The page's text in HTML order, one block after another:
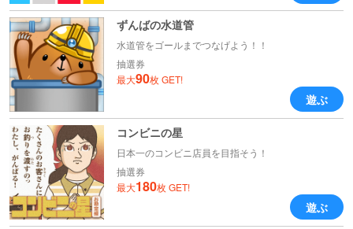
ずんばの水道管
水道管をゴールまでつなげよう！！
抽選券
最大90枚 GET!
遊ぶ
コンビニの星
日本一のコンビニ店員を目指そう！
抽選券
最大180枚 GET!
遊ぶ